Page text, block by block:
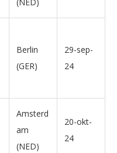
Berlin
(GER)
29-sep-
24
Amsterd
am
(NED)
20-okt-
24